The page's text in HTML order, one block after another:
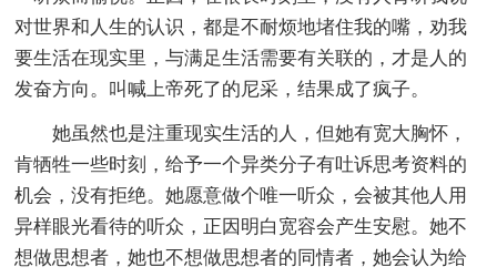
对世界和人生的认识，都是不耐烦地堵住我的嘴，劝我
要生活在现实里，与满足生活需要有关联的，才是人的
发奋方向。叫喊上帝死了的尼采，结果成了疯子。
她虽然也是注重现实生活的人，但她有宽大胸怀，
肯牺牲一些时刻，给予一个异类分子有吐诉思考资料的
机会，没有拒绝。她愿意做个唯一听众，会被其他人用
异样眼光看待的听众，正因明白宽容会产生安慰。她不
想做思想者，她也不想做思想者的同情者，她会认为给